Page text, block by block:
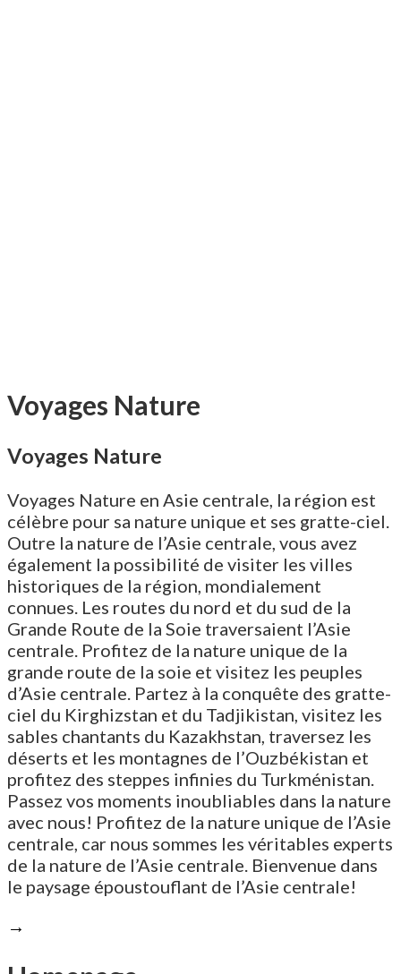
Voyages Nature
Voyages Nature
Voyages Nature en Asie centrale, la région est
célèbre pour sa nature unique et ses gratte-ciel.
Outre la nature de l’Asie centrale, vous avez
également la possibilité de visiter les villes
historiques de la région, mondialement
connues. Les routes du nord et du sud de la
Grande Route de la Soie traversaient l’Asie
centrale. Profitez de la nature unique de la
grande route de la soie et visitez les peuples
d’Asie centrale. Partez à la conquête des gratte-
ciel du Kirghizstan et du Tadjikistan, visitez les
sables chantants du Kazakhstan, traversez les
déserts et les montagnes de l’Ouzbékistan et
profitez des steppes infinies du Turkménistan.
Passez vos moments inoubliables dans la nature
avec nous! Profitez de la nature unique de l’Asie
centrale, car nous sommes les véritables experts
de la nature de l’Asie centrale. Bienvenue dans
le paysage époustouflant de l’Asie centrale!
→